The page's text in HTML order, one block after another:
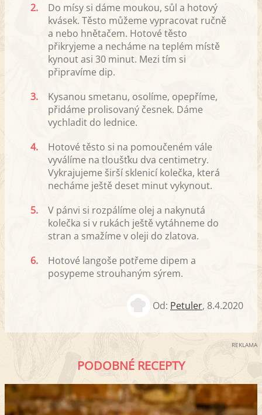
2.
Do mísy si dáme moukou, sůl a hotový
kvásek. Těsto můžeme vypracovat ručně
a nebo hnětačem. Hotové těsto
přikryjeme a necháme na teplém místě
kynout asi 30 minut. Mezi tím si
připravíme dip.
3.
Kysanou smetanu, osolíme, opepříme,
přidáme prolisovaný česnek. Dáme
vychladit do lednice.
4.
Hotové těsto si na pomoučeném vále
vyválíme na tloušťku dva centimetry.
Vykrajujeme širší sklenicí kolečka, která
necháme ještě deset minut vykynout.
5.
V pánvi si rozpálíme olej a nakynutá
kolečka si v rukách ještě vytáhneme do
stran a smažíme v oleji do zlatova.
6.
Hotové langoše potřeme dipem a
posypeme strouhaným sýrem.
Od: Petuler, 8.4.2020
REKLAMA
PODOBNÉ RECEPTY